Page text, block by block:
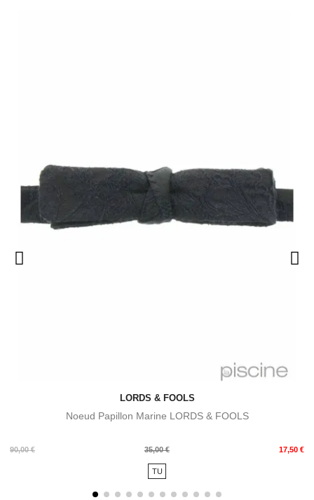
LORDS & FOOLS
Noeud Papillon Marine LORDS & FOOLS
90,00 €
Prix
35,00 € 17,50 €
Prix
TU